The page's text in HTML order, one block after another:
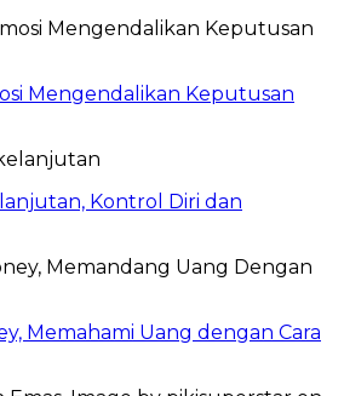
Mengendalikan Keputusan
Kontrol Diri dan
Memahami Uang dengan Cara